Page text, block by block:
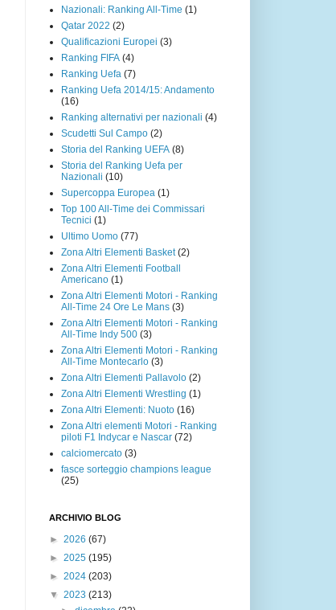
Nazionali: Ranking All-Time (1)
Qatar 2022 (2)
Qualificazioni Europei (3)
Ranking FIFA (4)
Ranking Uefa (7)
Ranking Uefa 2014/15: Andamento
(16)
Ranking alternativi per nazionali (4)
Scudetti Sul Campo (2)
Storia del Ranking UEFA (8)
Storia del Ranking Uefa per
Nazionali (10)
Supercoppa Europea (1)
Top 100 All-Time dei Commissari
Tecnici (1)
Ultimo Uomo (77)
Zona Altri Elementi Basket (2)
Zona Altri Elementi Football
Americano (1)
Zona Altri Elementi Motori - Ranking
All-Time 24 Ore Le Mans (3)
Zona Altri Elementi Motori - Ranking
All-Time Indy 500 (3)
Zona Altri Elementi Motori - Ranking
All-Time Montecarlo (3)
Zona Altri Elementi Pallavolo (2)
Zona Altri Elementi Wrestling (1)
Zona Altri Elementi: Nuoto (16)
Zona Altri elementi Motori - Ranking
piloti F1 Indycar e Nascar (72)
calciomercato (3)
fasce sorteggio champions league
(25)
ARCHIVIO BLOG
► 2026 (67)
► 2025 (195)
► 2024 (203)
▼ 2023 (213)